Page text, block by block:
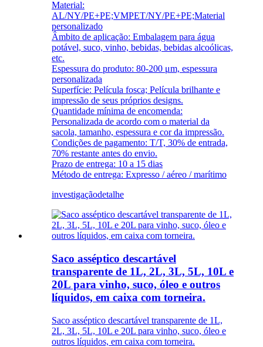
Material:
AL/NY/PE+PE;VMPET/NY/PE+PE;Material
personalizado
Âmbito de aplicação: Embalagem para água
potável, suco, vinho, bebidas, bebidas alcoólicas,
etc.
Espessura do produto: 80-200 μm, espessura
personalizada
Superfície: Película fosca; Película brilhante e
impressão de seus próprios designs.
Quantidade mínima de encomenda:
Personalizada de acordo com o material da
sacola, tamanho, espessura e cor da impressão.
Condições de pagamento: T/T, 30% de entrada,
70% restante antes do envio.
Prazo de entrega: 10 a 15 dias
Método de entrega: Expresso / aéreo / marítimo
investigaçãodetalhe
Saco asséptico descartável
transparente de 1L, 2L, 3L, 5L, 10L e
20L para vinho, suco, óleo e outros
líquidos, em caixa com torneira.
Saco asséptico descartável transparente de 1L,
2L, 3L, 5L, 10L e 20L para vinho, suco, óleo e
outros líquidos, em caixa com torneira.